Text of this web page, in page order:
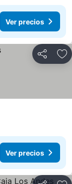
Ver precios
Compartir
precios
Ver precios